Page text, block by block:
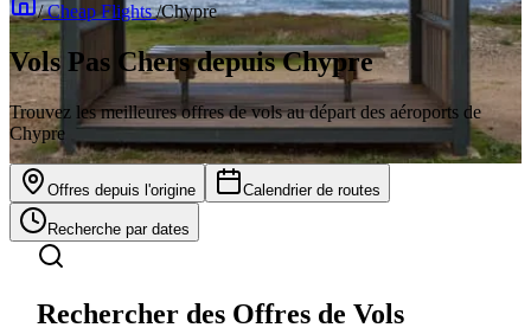
/Cheap Flights/Chypre
Vols Pas Chers depuis Chypre
Trouvez les meilleures offres de vols au départ des aéroports de
Chypre
Offres depuis l'origine Calendrier de routes
Recherche par dates
Rechercher des Offres de Vols